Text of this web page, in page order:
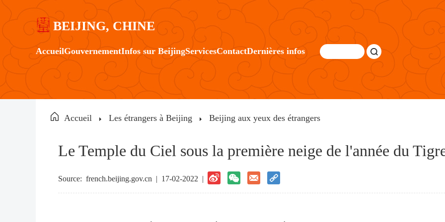
BEIJING, CHINE
AccueilGouvernementInfos sur BeijingServicesContactDernières infos
Accueil Les étrangers à Beijing Beijing aux yeux des étrangers
Le Temple du Ciel sous la première neige de l'année du
Source: french.beijing.gov.cn | 17-02-2022 |